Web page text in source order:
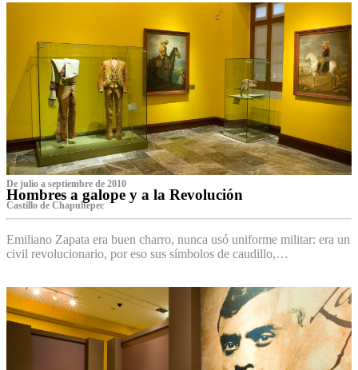
De julio a septiembre de 2010
Hombres a galope y a la Revolución
Castillo de Chapultepec
Emiliano Zapata era buen charro, nunca usó uniforme militar: era un
civil revolucionario, por eso sus símbolos de caudillo,…